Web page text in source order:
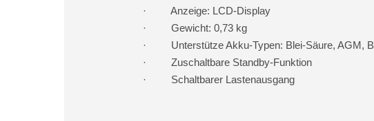
·
Anzeige: LCD-Display
·
Gewicht: 0,73 kg
·
Unterstütze Akku-Typen: Blei-Säure, AGM,
·
Zuschaltbare Standby-Funktion
·
Schaltbarer Lastenausgang